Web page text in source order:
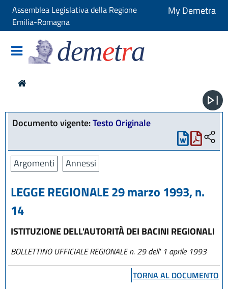
Assemblea Legislativa della Regione
Emilia-Romagna
My Demetra
demetra
Documento vigente:Testo Originale
Argomenti Annessi
LEGGE REGIONALE 29 marzo 1993, n.
14
ISTITUZIONE DELL'AUTORITÀ DEI BACINI REGIONALI
BOLLETTINO UFFICIALE REGIONALE n. 29 dell' 1 aprile 1993
TORNA AL DOCUMENTO